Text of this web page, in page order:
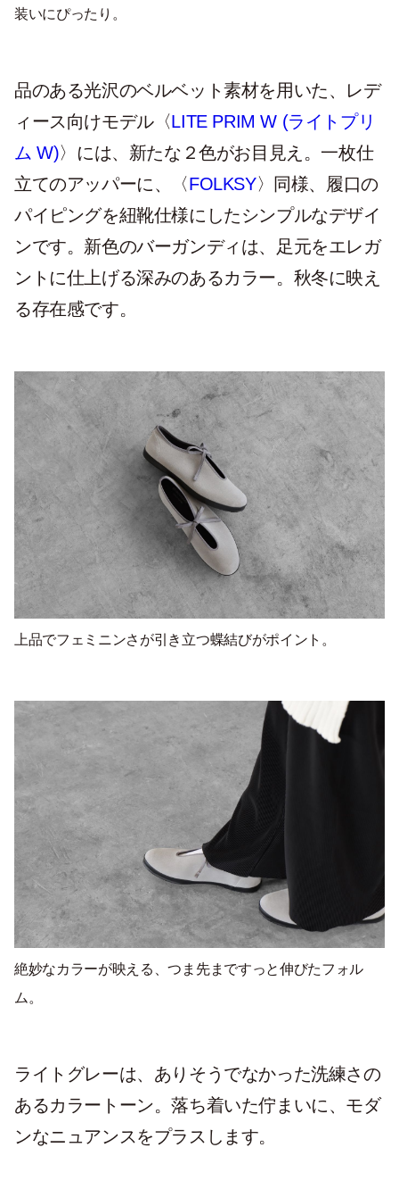
装いにぴったり。
品のある光沢のベルベット素材を用いた、レデ
ィース向けモデル〈LITE PRIM W (ライトプリ
ム W)〉には、新たな２色がお目見え。一枚仕
立てのアッパーに、〈FOLKSY〉同様、履口の
パイピングを紐靴仕様にしたシンプルなデザイ
ンです。新色のバーガンディは、足元をエレガ
ントに仕上げる深みのあるカラー。秋冬に映え
る存在感です。
上品でフェミニンさが引き立つ蝶結びがポイント。
絶妙なカラーが映える、つま先まですっと伸びたフォル
ム。
ライトグレーは、ありそうでなかった洗練さの
あるカラートーン。落ち着いた佇まいに、モダ
ンなニュアンスをプラスします。